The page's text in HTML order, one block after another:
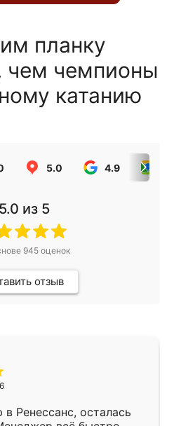
планку
чем чемпионы
катанию
5.0 4.9
5.0 из 5
945оценок
отзыв
Ренессанс, осталась